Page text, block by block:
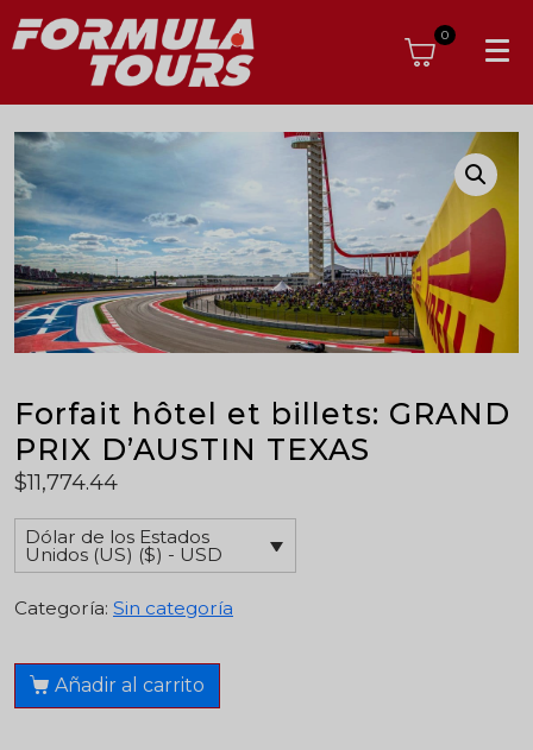
0
Forfait hôtel et billets: GRAND
PRIX D’AUSTIN TEXAS
$11,774.44
Dólar de los Estados
Unidos (US) ($) - USD
Categoría: Sin categoría
Añadir al carrito